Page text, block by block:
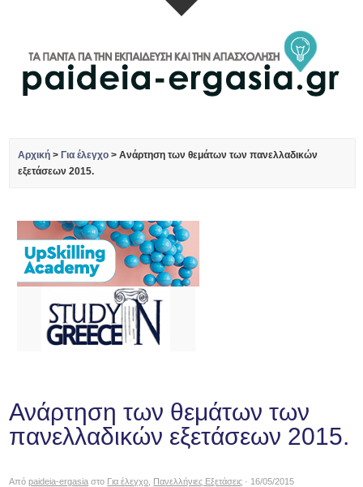
Αρχική > Για έλεγχο >Ανάρτηση των θεμάτων των πανελλαδικών
εξετάσεων 2015.
Ανάρτηση των θεμάτων των
πανελλαδικών εξετάσεων 2015.
Απόpaideia-ergasia στο Για έλεγχο Πανελλήνιες Εξετάσεις · 16/05/2015